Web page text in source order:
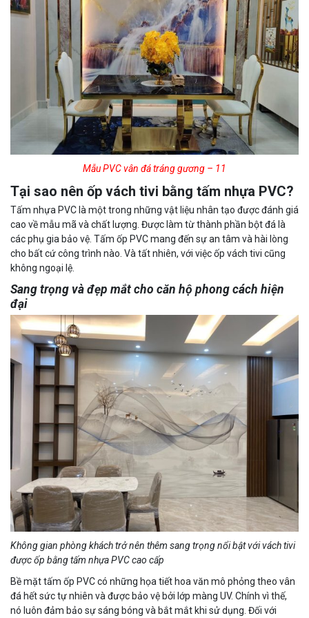
Mẫu PVC vân đá tráng gương – 11
Tại sao nên ốp vách tivi bằng tấm nhựa PVC?
Tấm nhựa PVC là một trong những vật liệu nhân tạo được đánh giá
cao về mẫu mã và chất lượng. Được làm từ thành phần bột đá là
các phụ gia bảo vệ. Tấm ốp PVC mang đến sự an tâm và hài lòng
cho bất cứ công trình nào. Và tất nhiên, với việc ốp vách tivi cũng
không ngoại lệ.
Sang trọng và đẹp mắt cho căn hộ phong cách hiện
đại
Không gian phòng khách trở nên thêm sang trọng nổi bật với vách tivi
được ốp bằng tấm nhựa PVC cao cấp
Bề mặt tấm ốp PVC có những họa tiết hoa văn mô phỏng theo vân
đá hết sức tự nhiên và được bảo vệ bởi lớp màng UV. Chính vì thế,
nó luôn đảm bảo sự sáng bóng và bắt mắt khi sử dụng. Đối với